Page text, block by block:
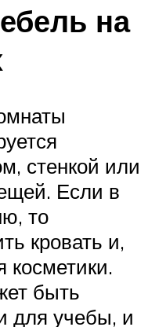
на
стенкой или
Если в
то
кровать и,
косметики.
быть
для учебы, и